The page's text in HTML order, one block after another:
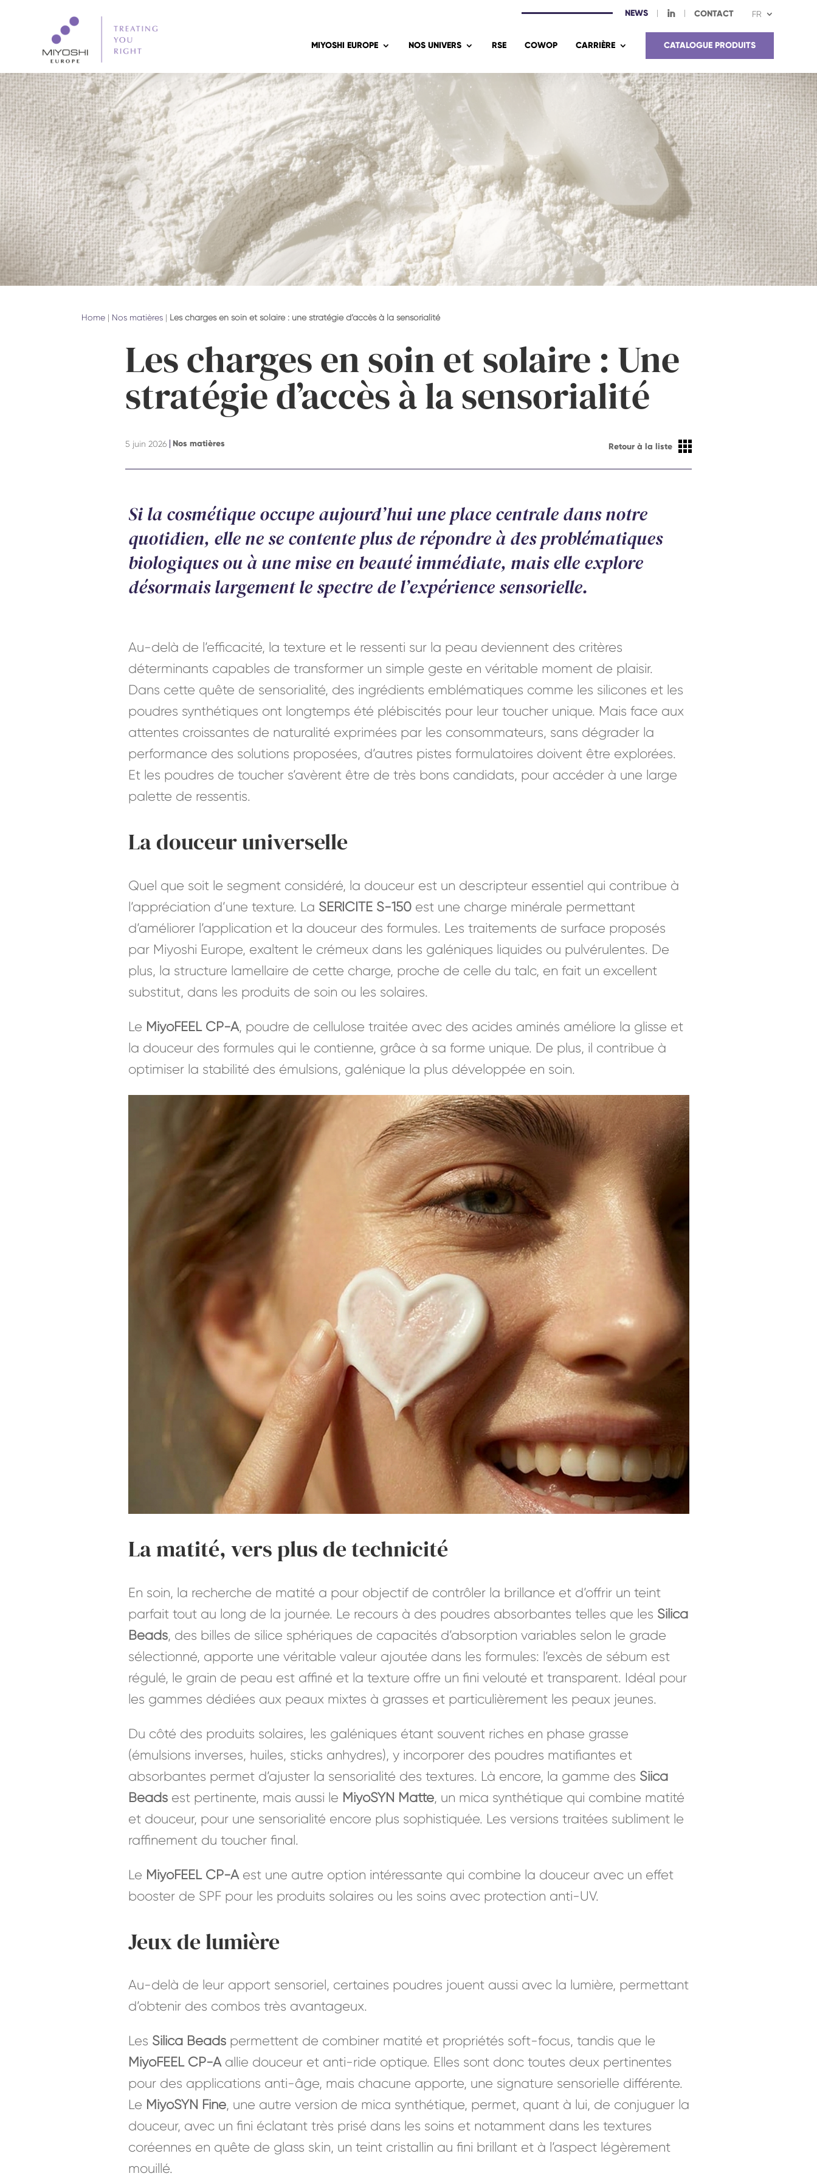
NEWS I CONTACT FR
MIYOSHI EUROPE NOS UNIVERS RSE COWOP CARRIÈRE CATALOGUE PRODUITS
Home | Nos matières | Les charges en soin et solaire : une stratégie d’accès à la sensorialité
Les charges en soin et solaire : Une
stratégie d’accès à la sensorialité
5 juin 2026 Nos matières Retour à la liste
Si la cosmétique occupe aujourd’hui une place centrale dans notre
quotidien, elle ne se contente plus de répondre à des problématiques
biologiques ou à une mise en beauté immédiate, mais elle explore
désormais largement le spectre de l’expérience sensorielle.
Au-delà de l’efficacité, la texture et le ressenti sur la peau deviennent des critères
déterminants capables de transformer un simple geste en véritable moment de plaisir.
Dans cette quête de sensorialité, des ingrédients emblématiques comme les silicones et les
poudres synthétiques ont longtemps été plébiscités pour leur toucher unique. Mais face aux
attentes croissantes de naturalité exprimées par les consommateurs, sans dégrader la
performance des solutions proposées, d’autres pistes formulatoires doivent être explorées.
Et les poudres de toucher s’avèrent être de très bons candidats, pour accéder à une large
palette de ressentis.
La douceur universelle
Quel que soit le segment considéré, la douceur est un descripteur essentiel qui contribue à
l’appréciation d’une texture. La SERICITE S-150est une charge minérale permettant
d’améliorer l’application et la douceur des formules. Les traitements de surface proposés
par Miyoshi Europe, exaltent le crémeux dans les galéniques liquides ou pulvérulentes. De
plus, la structure lamellaire de cette charge, proche de celle du talc, en fait un excellent
substitut, dans les produits de soin ou les solaires.
Le MiyoFEEL CP-A, poudre de cellulose traitée avec des acides aminés améliore la glisse et
la douceur des formules qui le contienne, grâce à sa forme unique. De plus, il contribue à
optimiser la stabilité des émulsions, galénique la plus développée en soin.
La matité, vers plus de technicité
En soin, la recherche de matité a pour objectif de contrôler la brillance et d’offrir un teint
parfait tout au long de la journée. Le recours à des poudres absorbantes telles que les Silica
Beads, des billes de silice sphériques de capacités d’absorption variables selon le grade
sélectionné, apporte une véritable valeur ajoutée dans les formules: l’excès de sébum est
régulé, le grain de peau est affiné et la texture offre un fini velouté et transparent. Idéal pour
les gammes dédiées aux peaux mixtes à grasses et particulièrement les peaux jeunes.
Du côté des produits solaires, les galéniques étant souvent riches en phase grasse
(émulsions inverses, huiles, sticks anhydres), y incorporer des poudres matifiantes et
absorbantes permet d’ajuster la sensorialité des textures. Là encore, la gamme des Siica
Beadsest pertinente, mais aussi le MiyoSYN Matte, un mica synthétique qui combine matité
et douceur, pour une sensorialité encore plus sophistiquée. Les versions traitées subliment le
raffinement du toucher final.
Le MiyoFEEL CP-A est une autre option intéressante qui combine la douceur avec un effet
booster de SPF pour les produits solaires ou les soins avec protection anti-UV.
Jeux de lumière
Au-delà de leur apport sensoriel, certaines poudres jouent aussi avec la lumière, permettant
d’obtenir des combos très avantageux.
Les Silica Beadspermettent de combiner matité et propriétés soft-focus, tandis que le
MiyoFEEL CP-Aallie douceur et anti-ride optique. Elles sont donc toutes deux pertinentes
pour des applications anti-âge, mais chacune apporte, une signature sensorielle différente.
Le MiyoSYN Fine, une autre version de mica synthétique, permet, quant à lui, de conjuguer la
douceur, avec un fini éclatant très prisé dans les soins et notamment dans les textures
coréennes en quête de glass skin, un teint cristallin au fini brillant et à l’aspect légèrement
mouillé.